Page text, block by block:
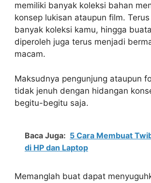
memiliki banyak koleksi bahan
konsep lukisan ataupun film.
banyak koleksi kamu, hingga
diperoleh juga terus menjadi
macam.
Maksudnya pengunjung ataupun
tidak jenuh dengan hidangan
begitu-begitu saja.
Baca Juga: 5 Cara Membuat
di HP dan Laptop
Memanglah buat dapat